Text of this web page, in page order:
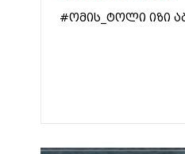
#ომის_ტოლი იზი